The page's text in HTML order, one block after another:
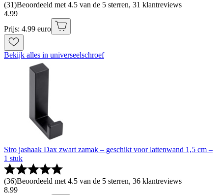
(31)Beoordeeld met 4.5 van de 5 sterren, 31 klantreviews
4.99
Prijs: 4.99 euro
Bekijk alles in universeelschroef
Siro jashaak Dax zwart zamak – geschikt voor lattenwand 1,5 cm –
1 stuk
(36)Beoordeeld met 4.5 van de 5 sterren, 36 klantreviews
8.99